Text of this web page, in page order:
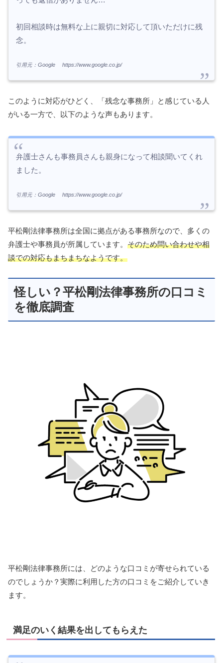
初回相談時は無料な上に親切に対応して頂いただけに残
念。
引用元：Google https://www.google.co.jp/
このように対応がひどく、「残念な事務所」と感じている人
がいる一方で、以下のような声もあります。
弁護士さんも事務員さんも親身になって相談聞いてくれ
ました。
引用元：Google https://www.google.co.jp/
平松剛法律事務所は全国に拠点がある事務所なので、多くの
弁護士や事務員が所属しています。 そのため問い合わせや相
談での対応もまちまちなようです。
怪しい？平松剛法律事務所の口コミ
を徹底調査
平松剛法律事務所には、どのような口コミが寄せられている
のでしょうか？実際に利用した方の口コミをご紹介していき
ます。
満足のいく結果を出してもらえた